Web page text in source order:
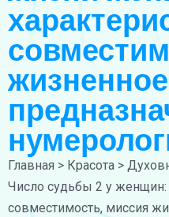
жизненное
Главная > Красота >
Число судьбы 2 у женщин:
совместимость, миссия